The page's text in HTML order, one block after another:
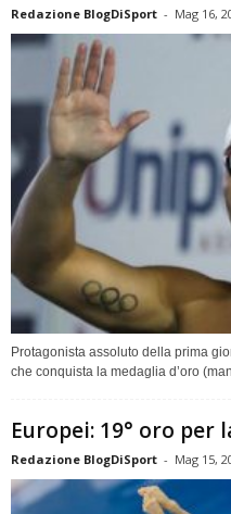
Redazione BlogDiSport - Mag 16,
Protagonista assoluto della prima
che conquista la medaglia d’oro
Europei: 19° oro per
Redazione BlogDiSport - Mag 15,